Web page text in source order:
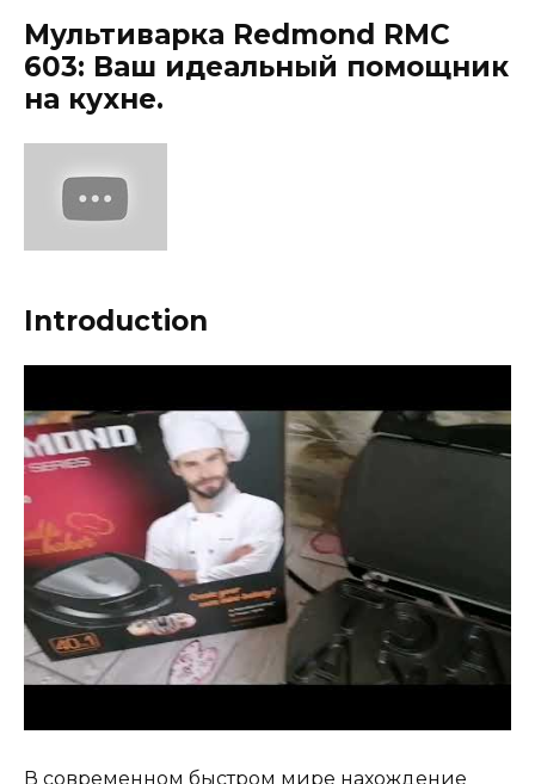
Мультиварка Redmond RMC
603: Ваш идеальный помощник
на кухне.
Introduction
В современном быстром мире нахождение